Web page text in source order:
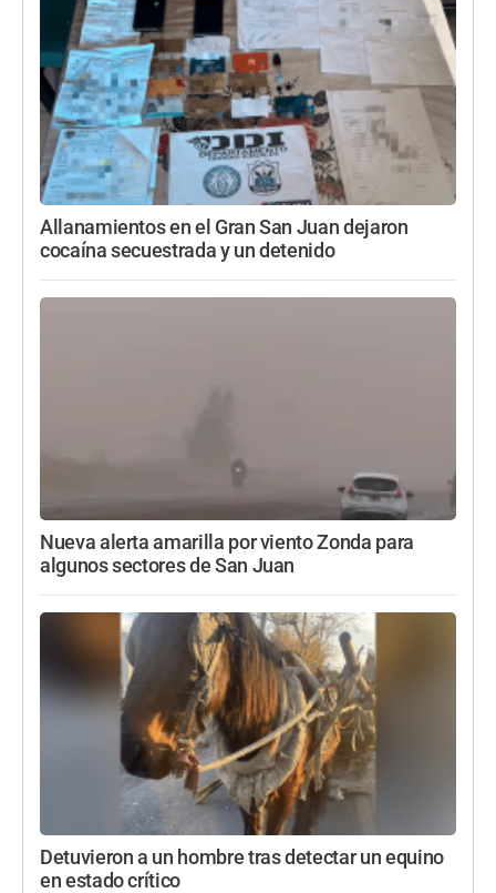
Allanamientos en el Gran San Juan dejaron
cocaína secuestrada y un detenido
Nueva alerta amarilla por viento Zonda para
algunos sectores de San Juan
Detuvieron a un hombre tras detectar un equino
en estado crítico